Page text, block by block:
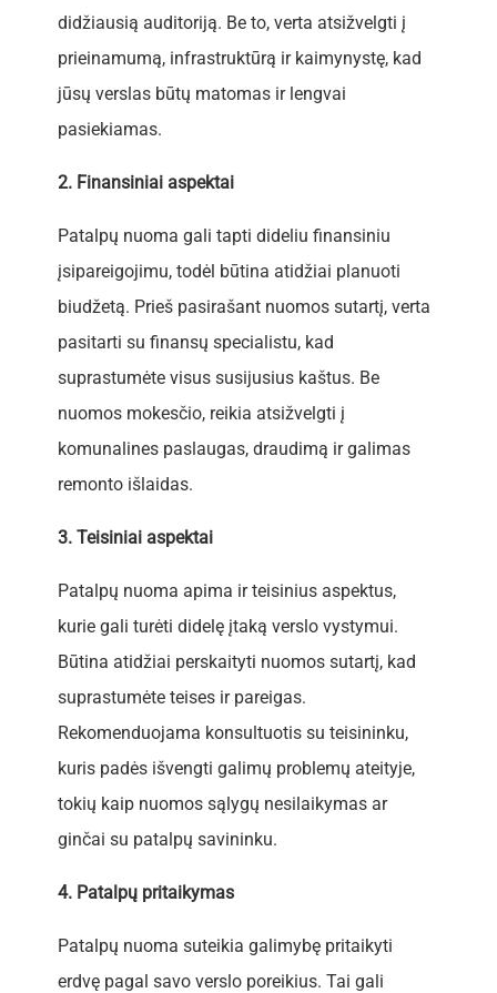
didžiausią auditoriją. Be to, verta atsižvelgti į
prieinamumą, infrastruktūrą ir kaimynystę, kad
jūsų verslas būtų matomas ir lengvai
pasiekiamas.
2. Finansiniai aspektai
Patalpų nuoma gali tapti dideliu finansiniu
įsipareigojimu, todėl būtina atidžiai planuoti
biudžetą. Prieš pasirašant nuomos sutartį, verta
pasitarti su finansų specialistu, kad
suprastumėte visus susijusius kaštus. Be
nuomos mokesčio, reikia atsižvelgti į
komunalines paslaugas, draudimą ir galimas
remonto išlaidas.
3. Teisiniai aspektai
Patalpų nuoma apima ir teisinius aspektus,
kurie gali turėti didelę įtaką verslo vystymui.
Būtina atidžiai perskaityti nuomos sutartį, kad
suprastumėte teises ir pareigas.
Rekomenduojama konsultuotis su teisininku,
kuris padės išvengti galimų problemų ateityje,
tokių kaip nuomos sąlygų nesilaikymas ar
ginčai su patalpų savininku.
4. Patalpų pritaikymas
Patalpų nuoma suteikia galimybę pritaikyti
erdvę pagal savo verslo poreikius. Tai gali